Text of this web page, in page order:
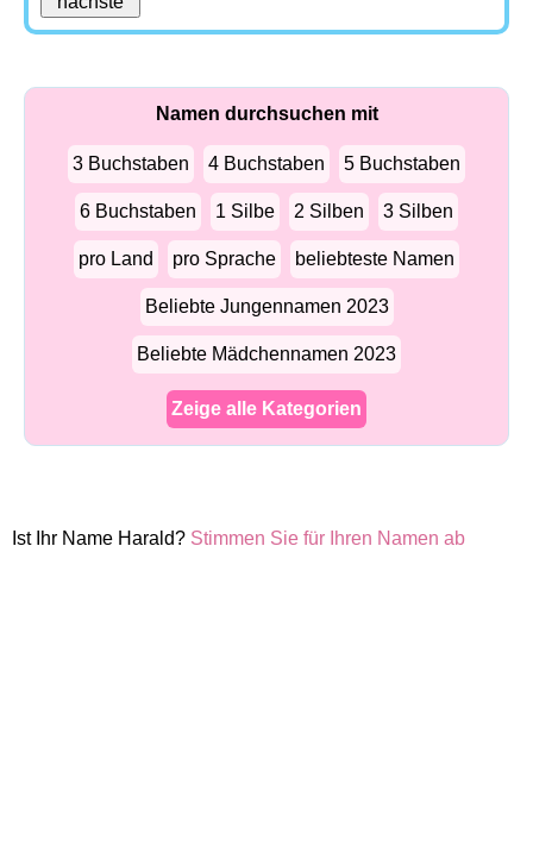
Namen durchsuchen mit
3 Buchstaben 4 Buchstaben 5 Buchstaben
6 Buchstaben 1 Silbe 2 Silben 3 Silben
pro Land pro Sprache beliebteste Namen
Beliebte Jungennamen 2023
Beliebte Mädchennamen 2023
Zeige alle Kategorien
Ist Ihr Name Harald? Stimmen Sie für Ihren Namen ab